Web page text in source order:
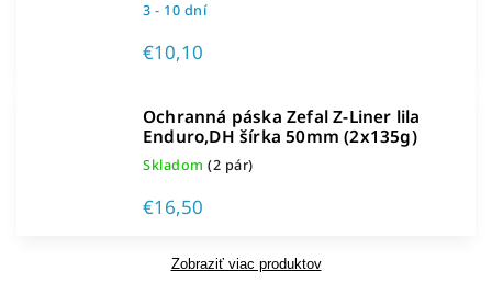
3 - 10 dní
€10,10
Ochranná páska Zefal Z-Liner lila
Enduro,DH šírka 50mm (2x135g)
Skladom (2 pár)
€16,50
Zobraziť viac produktov